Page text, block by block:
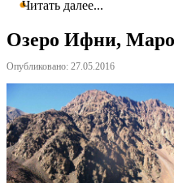
Читать далее...
Озеро Ифни,
Опубликовано: 27.05.2016